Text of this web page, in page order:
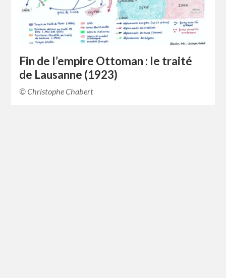
Fin de l’empire Ottoman : le traité
de Lausanne (1923)
© Christophe Chabert